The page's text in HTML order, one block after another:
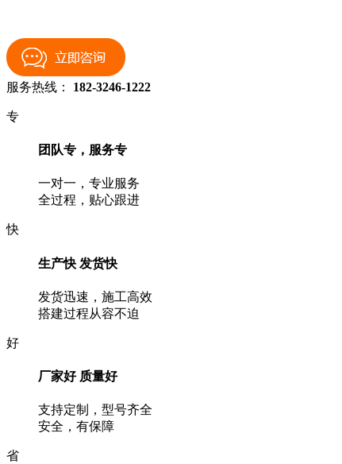
服务热线： 182-3246-1222
专
团队专，服务专
一对一，专业服务
全过程，贴心跟进
快
生产快 发货快
发货迅速，施工高效
搭建过程从容不迫
好
厂家好 质量好
支持定制，型号齐全
安全，有保障
省